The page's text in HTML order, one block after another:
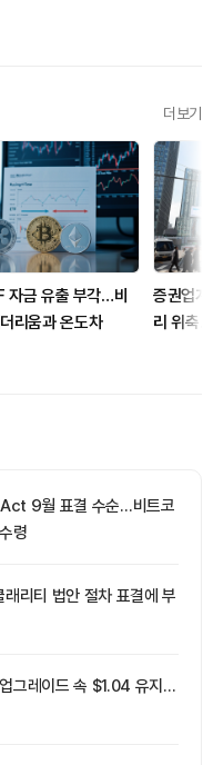
더보기
자금 유출 부각…비
리움과 온도차
증권업
리 위축
9월 표결 수순…비트코
령
리티 법안 절차 표결에 부
그레이드 속 $1.04 유지…